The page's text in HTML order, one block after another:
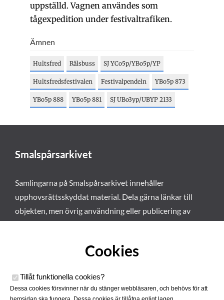
uppställd. Vagnen användes som
tågexpedition under festivaltrafiken.
Ämnen
Hultsfred Rälsbuss SJ YCo5p/YBo5p/YP
Hultsfredsfestivalen Festivalpendeln YBo5p 873
YBo5p 888 YBo5p 881 SJ UBo3yp/UBYP 2133
Smalspårsarkivet
Samlingarna på Smalspårsarkivet innehåller
upphovsrättsskyddat material. Dela gärna länkar till
objekten, men övrig användning eller publicering av
Cookies
Tillåt funktionella cookies?
Dessa cookies försvinner när du stänger webbläsaren, och behövs för att